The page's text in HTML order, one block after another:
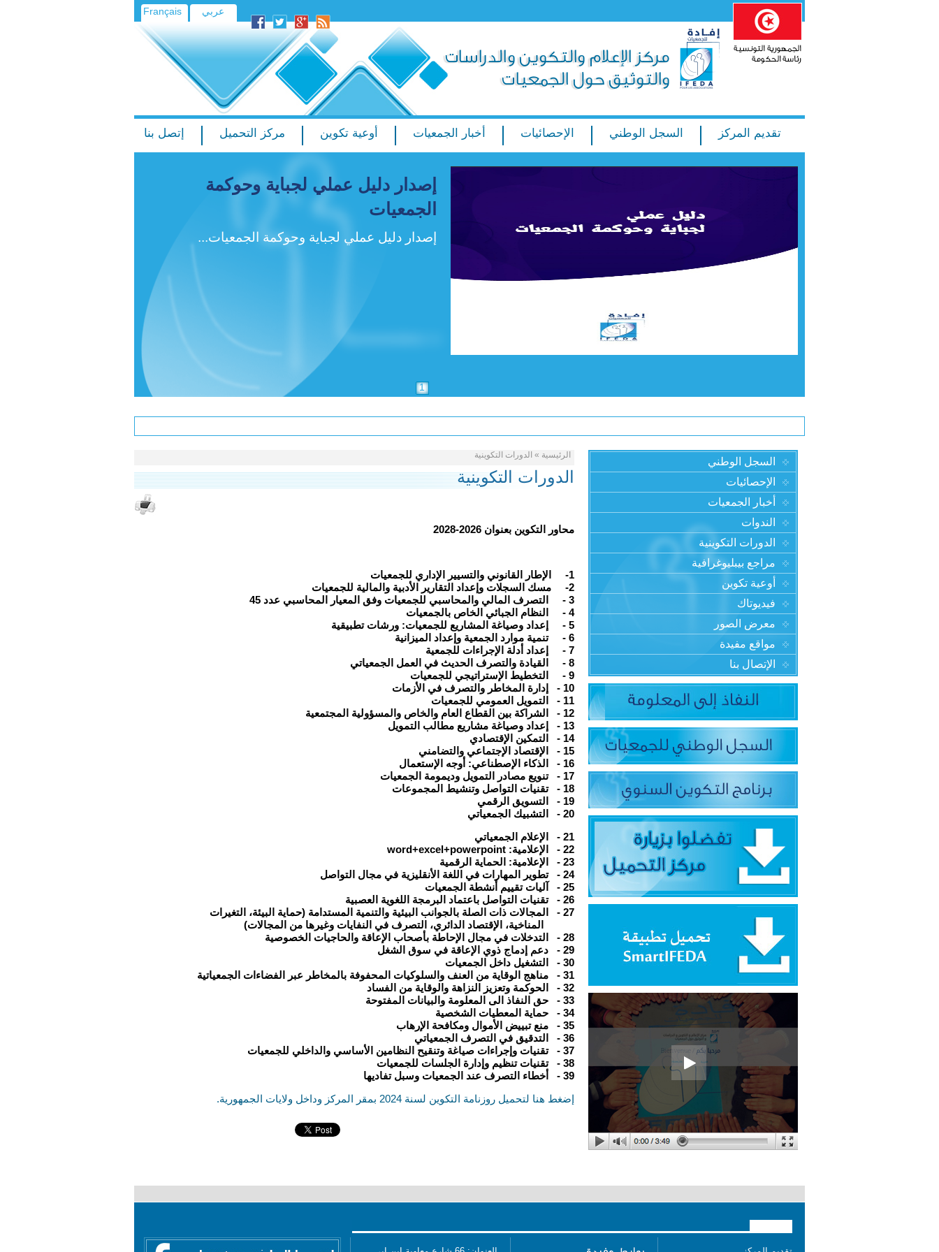
Français عربي
تقديم المركز السجل الوطني الإحصائيات أخبار الجمعيات أوعية تكوين مركز التحميل إتصل بنا
إصدار دليل عملي لجباية وحوكمة
الجمعيات
إصدار دليل عملي لجباية وحوكمة الجمعيات...
1
السجل الوطني
الإحصائيات
أخبار الجمعيات
الندوات
الدورات التكوينية
مراجع بيبليوغرافية
أوعية تكوين
فيديوتاك
معرض الصور
مواقع مفيدة
الإتصال بنا
الرئيسية » الدورات التكوينية
الدورات التكوينية
محاور التكوين بعنوان 2026-2028
1- الإطار القانوني والتسيير الإداري للجمعيات
2- مسك السجلات وإعداد التقارير الأدبية والمالية للجمعيات
3
- التصرف المالي والمحاسبي للجمعيات وفق المعيار المحاسبي عدد 45
4
- النظام الجبائي الخاص بالجمعيات
5
- إعداد وصياغة المشاريع للجمعيات: ورشات تطبيقية
6
- تنمية موارد الجمعية وإعداد الميزانية
7
- إعداد أدلة الإجراءات للجمعية
8
- القيادة والتصرف الحديث في العمل الجمعياتي
9
- التخطيط الإستراتيجي للجمعيات
10
- إدارة المخاطر والتصرف في الأزمات
11
- التمويل العمومي للجمعيات
12
- الشراكة بين القطاع العام والخاص والمسؤولية المجتمعية
13
- إعداد وصياغة مشاريع مطالب التمويل
14
- التمكين الإقتصادي
15
- الإقتصاد الإجتماعي والتضامني
16
- الذكاء الإصطناعي: أوجه الإستعمال
17
- تنويع مصادر التمويل وديمومة الجمعيات
18
- تقنيات التواصل وتنشيط المجموعات
19
- التسويق الرقمي
20
- التشبيك الجمعياتي
21
- الإعلام الجمعياتي
22
- الإعلامية: word+excel+powerpoint
23
- الإعلامية: الحماية الرقمية
24
- تطوير المهارات في اللغة الأنقليزية في مجال التواصل
25
- آليات تقييم أنشطة الجمعيات
26
- تقنيات التواصل باعتماد البرمجة اللغوية العصبية
27
- المجالات ذات الصلة بالجوانب البيئية والتنمية المستدامة (حماية البيئة، التغيرات
المناخية، الإقتصاد الدائري، التصرف في النفايات وغيرها من المجالات)
28
- التدخلات في مجال الإحاطة بأصحاب الإعاقة والحاجيات الخصوصية
29
- دعم إدماج ذوي الإعاقة في سوق الشغل
30
- التشغيل داخل الجمعيات
31
- مناهج الوقاية من العنف والسلوكيات المحفوفة بالمخاطر عبر الفضاءات الجمعياتية
32
- الحوكمة وتعزيز النزاهة والوقاية من الفساد
33
- حق النفاذ الى المعلومة والبيانات المفتوحة
34
- حماية المعطيات الشخصية
35
- منع تبييض الأموال ومكافحة الإرهاب
36
- التدقيق في التصرف الجمعياتي
37
- تقنيات وإجراءات صياغة وتنقيح النظامين الأساسي والداخلي للجمعيات
38
- تقنيات تنظيم وإدارة الجلسات للجمعيات
39
- أخطاء التصرف عند الجمعيات وسبل تفاديها
إضغط هنا لتحميل روزنامة التكوين لسنة 2024 بمقر المركز وداخل ولايات الجمهورية.